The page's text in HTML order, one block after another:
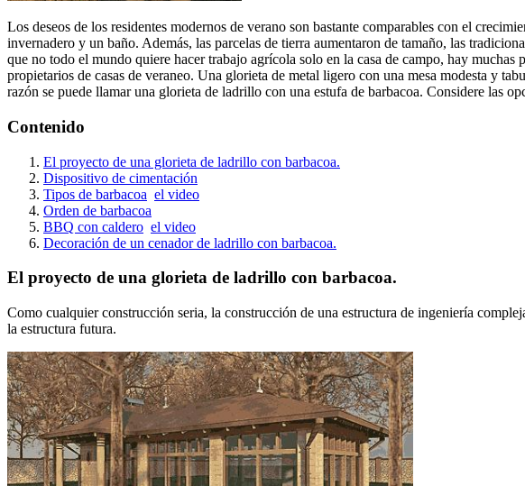
Los deseos de los residentes modernos de verano son bastante comparables con el
invernadero y un baño. Además, las parcelas de tierra aumentaron de tamaño, las
que no todo el mundo quiere hacer trabajo agrícola solo en la casa de campo, hay
propietarios de casas de veraneo. Una glorieta de metal ligero con una mesa modesta y
razón se puede llamar una glorieta de ladrillo con una estufa de barbacoa. Considere las
Contenido
El proyecto de una glorieta de ladrillo con barbacoa.
Dispositivo de cimentación
Tipos de barbacoa el video
Orden de barbacoa
BBQ con caldero el video
Decoración de un cenador de ladrillo con barbacoa.
El proyecto de una glorieta de ladrillo con barbacoa.
Como cualquier construcción seria, la construcción de una estructura de ingeniería
la estructura futura.